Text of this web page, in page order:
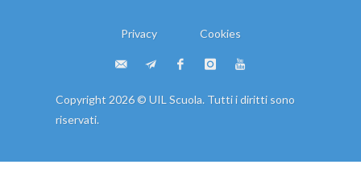
Privacy Cookies
Copyright 2026 © UIL Scuola. Tutti i diritti sono
riservati.